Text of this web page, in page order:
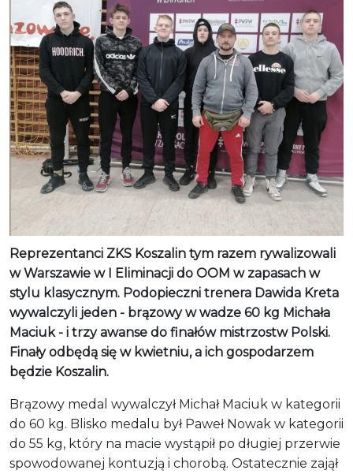
Reprezentanci ZKS Koszalin tym razem rywalizowali
w Warszawie w I Eliminacji do OOM w zapasach w
stylu klasycznym. Podopieczni trenera Dawida Kreta
wywalczyli jeden - brązowy w wadze 60 kg Michała
Maciuk - i trzy awanse do finałów mistrzostw Polski.
Finały odbędą się w kwietniu, a ich gospodarzem
będzie Koszalin.
Brązowy medal wywalczył Michał Maciuk w kategorii
do 60 kg. Blisko medalu był Paweł Nowak w kategorii
do 55 kg, który na macie wystąpił po długiej przerwie
spowodowanej kontuzją i chorobą. Ostatecznie zajął